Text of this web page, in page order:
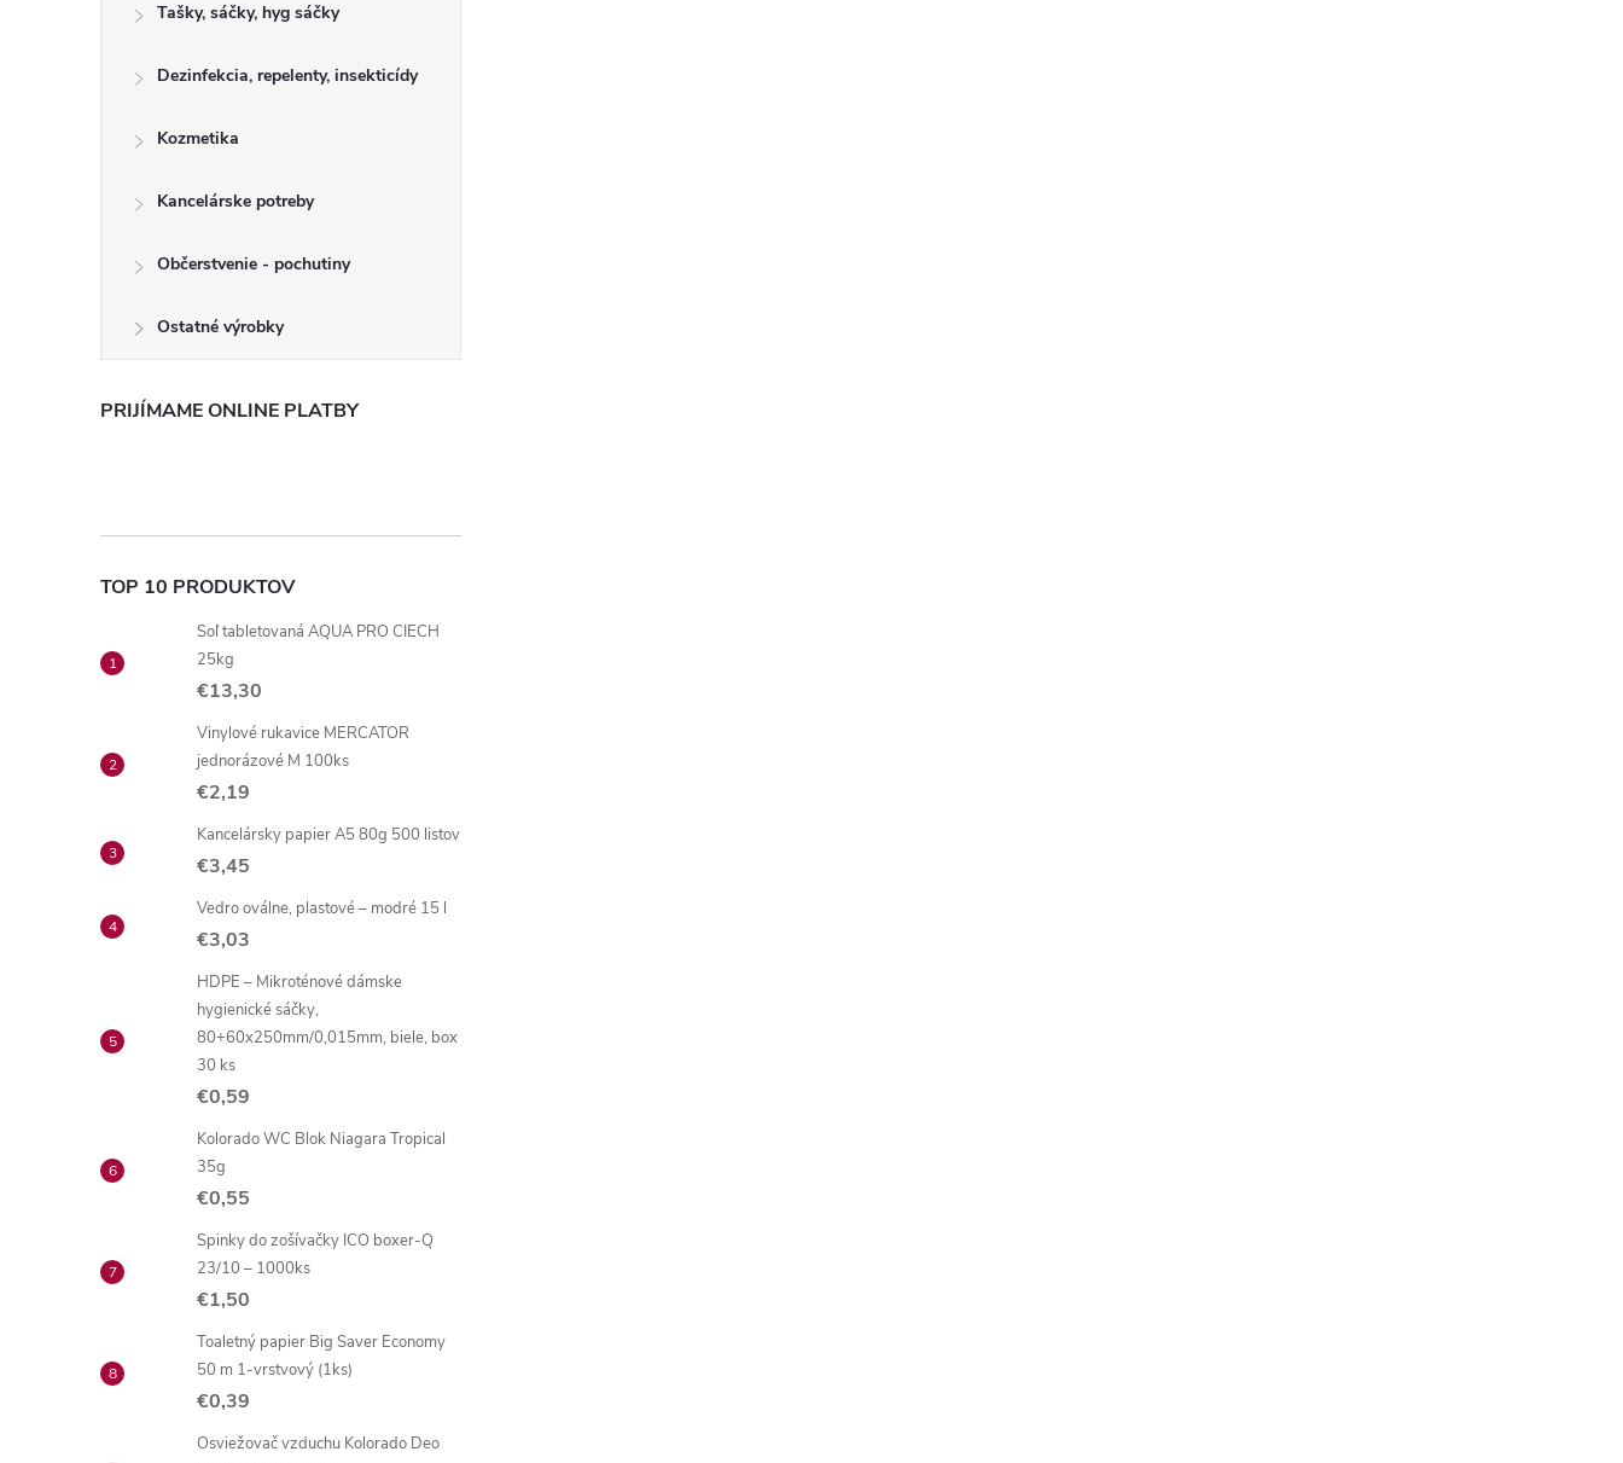
Tašky, sáčky, hyg sáčky
Dezinfekcia, repelenty, insekticídy
Kozmetika
Kancelárske potreby
Občerstvenie - pochutiny
Ostatné výrobky
PRIJÍMAME ONLINE PLATBY
TOP 10 PRODUKTOV
Soľ tabletovaná AQUA PRO CIECH
25kg
€13,30
Vinylové rukavice MERCATOR
jednorázové M 100ks
€2,19
Kancelársky papier A5 80g 500 listov
€3,45
Vedro oválne, plastové – modré 15 l
€3,03
HDPE – Mikroténové dámske
hygienické sáčky,
80+60x250mm/0,015mm, biele, box
30 ks
€0,59
Kolorado WC Blok Niagara Tropical
35g
€0,55
Spinky do zošívačky ICO boxer-Q
23/10 – 1000ks
€1,50
Toaletný papier Big Saver Economy
50 m 1-vrstvový (1ks)
€0,39
Osviežovač vzduchu Kolorado Deo